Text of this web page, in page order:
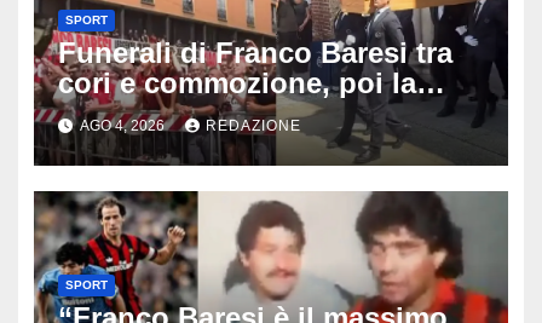
SPORT
Funerali di Franco Baresi tra
cori e commozione, poi la
bufera su La Russa: tifosi del
Milan furiosi
AGO 4, 2026 REDAZIONE
SPORT